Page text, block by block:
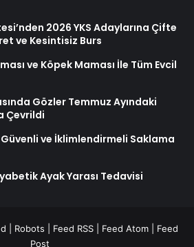
2026 YKS Adaylarına Çifte
ve Kesintisiz Burs
ve Köpek Maması İle Tüm Evcil
Gözler Temmuz Ayındaki
Çevrildi
ve İklimlendirmeli Saklama
Ayak Yarası Tedavisi
Robots Feed RSS Feed Atom
Feed
Post